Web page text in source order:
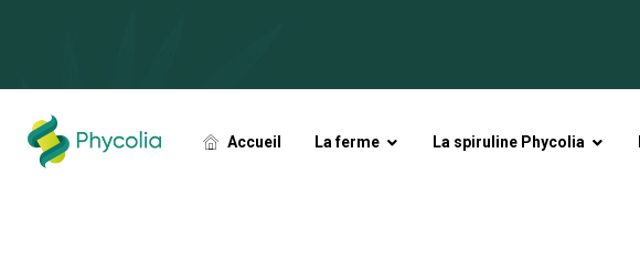
Accueil La ferme La spiruline Phycolia